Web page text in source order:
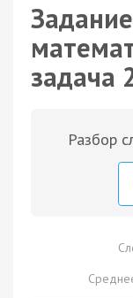
задача
Разбор